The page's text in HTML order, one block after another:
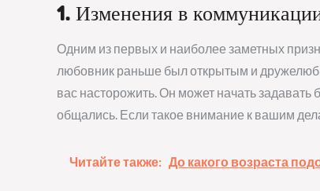
1. Изменения в
Одним из первых и наиболее заметных
любовник раньше был открытым и
вас насторожить. Он может начать
общались. Если такое внимание к вашим
Читайте также: До какого возраста